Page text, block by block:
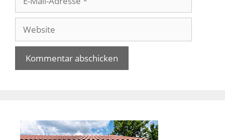
Mail-
Adresse
Website